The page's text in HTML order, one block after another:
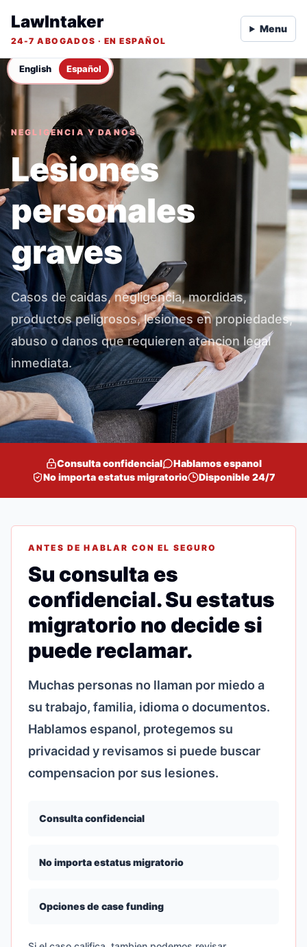
English Español
LawIntaker
24-7 ABOGADOS · EN ESPAÑOL
Menu
NEGLIGENCIA Y DANOS
Lesiones
personales
graves
Casos de caidas, negligencia, mordidas,
productos peligrosos, lesiones en propiedades,
abuso o danos que requieren atencion legal
inmediata.
Consulta confidencial
Hablamos espanol
No importa estatus migratorio
Disponible 24/7
ANTES DE HABLAR CON EL SEGURO
Su consulta es
confidencial. Su estatus
migratorio no decide si
puede reclamar.
Muchas personas no llaman por miedo a
su trabajo, familia, idioma o documentos.
Hablamos espanol, protegemos su
privacidad y revisamos si puede buscar
compensacion por sus lesiones.
Consulta confidencial
No importa estatus migratorio
Opciones de case funding